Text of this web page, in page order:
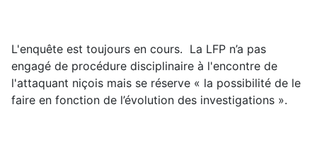
L'enquête est toujours en cours. La LFP n’a pas
engagé de procédure disciplinaire à l'encontre de
l'attaquant niçois mais se réserve « la possibilité de le
faire en fonction de l’évolution des investigations ».